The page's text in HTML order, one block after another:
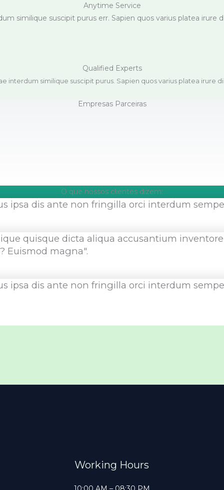
Anytime Service
similique suscipit purus err. Sapien quos varius platea irure
Qualified Experts
interdum similique suscipit purus. Sapien quos varius platea irure
Empresas Parceiras
O que nossos clientes dizem:
ipsa dis ante non fringilla orci interdum
quisque dicta aliqua accusantium
Euismod magna".
ipsa dis ante non fringilla orci interdum
Working Hours